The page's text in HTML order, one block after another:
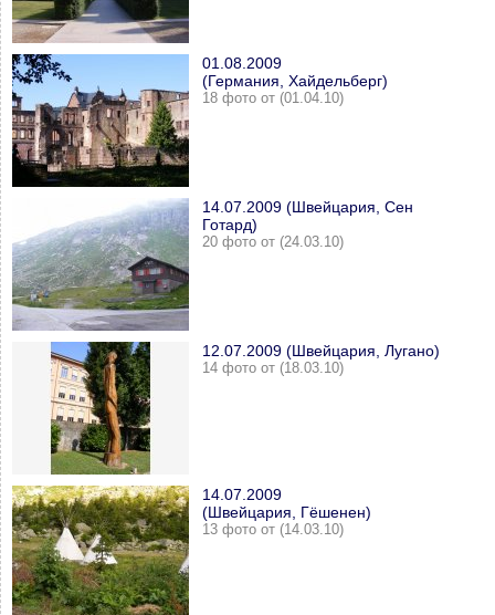
01.08.2009
(Германия, Хайдельберг)
18 фото от (01.04.10)
14.07.2009 (Швейцария, Сен
Готард)
20 фото от (24.03.10)
12.07.2009 (Швейцария, Лугано)
14 фото от (18.03.10)
14.07.2009
(Швейцария, Гёшенен)
13 фото от (14.03.10)